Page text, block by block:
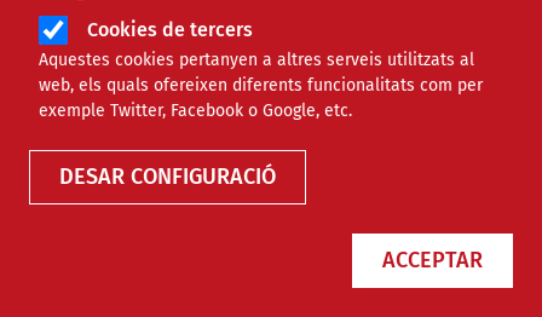
Cookies de tercers
Aquestes cookies pertanyen a altres serveis utilitzats al
web, els quals ofereixen diferents funcionalitats com per
exemple Twitter, Facebook o Google, etc.
DESAR CONFIGURACIÓ
ACCEPTAR
Finançament
Tipus